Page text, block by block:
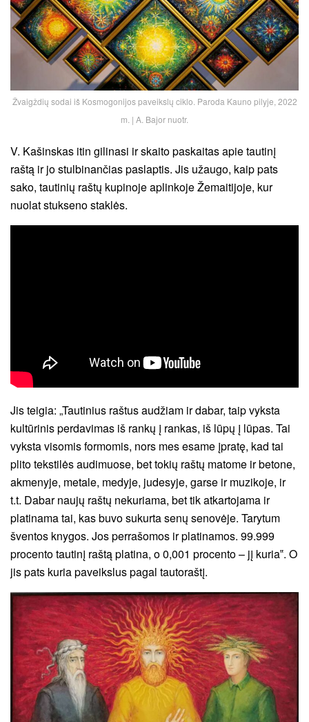
Žvaigždių sodai iš Kosmogonijos paveikslų ciklo. Paroda Kauno pilyje, 2022
m. | A. Bajor nuotr.
V. Kašinskas itin gilinasi ir skaito paskaitas apie tautinį
raštą ir jo stulbinančias paslaptis. Jis užaugo, kaip pats
sako, tautinių raštų kupinoje aplinkoje Žemaitijoje, kur
nuolat stukseno staklės.
Jis teigia: „Tautinius raštus audžiam ir dabar, taip vyksta
kultūrinis perdavimas iš rankų į rankas, iš lūpų į lūpas. Tai
vyksta visomis formomis, nors mes esame įpratę, kad tai
plito tekstilės audimuose, bet tokių raštų matome ir betone,
akmenyje, metale, medyje, judesyje, garse ir muzikoje, ir
t.t. Dabar naujų raštų nekuriama, bet tik atkartojama ir
platinama tai, kas buvo sukurta senų senovėje. Tarytum
šventos knygos. Jos perrašomos ir platinamos. 99.999
procento tautinį raštą platina, o 0,001 procento – jį kuria‟. O
jis pats kuria paveikslus pagal tautoraštį.